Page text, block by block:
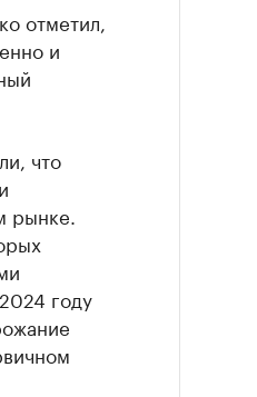
отметил,
и
что
рынке.
году